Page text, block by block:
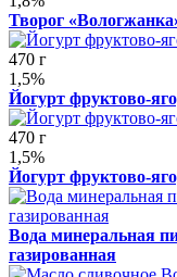
Творог
470 г
1,5%
Йогурт фруктово-
470 г
1,5%
Йогурт фруктово-
Вода минеральная
газированная